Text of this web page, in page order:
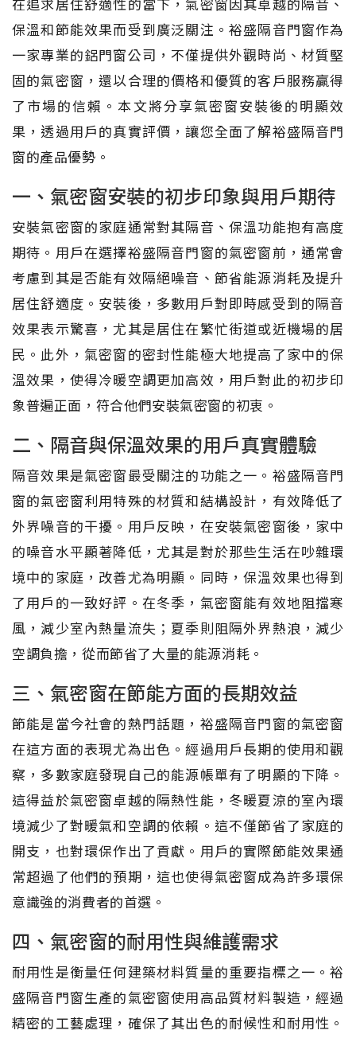
保溫和節能效果而受到廣泛關注。裕盛隔音門窗作為
一家專業的鋁門窗公司，不僅提供外觀時尚、材質堅
固的氣密窗，還以合理的價格和優質的客戶服務贏得
了市場的信賴。本文將分享氣密窗安裝後的明顯效
果，透過用戶的真實評價，讓您全面了解裕盛隔音門
窗的產品優勢。
一、氣密窗安裝的初步印象與用戶期待
安裝氣密窗的家庭通常對其隔音、保溫功能抱有高度
期待。用戶在選擇裕盛隔音門窗的氣密窗前，通常會
考慮到其是否能有效隔絕噪音、節省能源消耗及提升
居住舒適度。安裝後，多數用戶對即時感受到的隔音
效果表示驚喜，尤其是居住在繁忙街道或近機場的居
民。此外，氣密窗的密封性能極大地提高了家中的保
溫效果，使得冷暖空調更加高效，用戶對此的初步印
象普遍正面，符合他們安裝氣密窗的初衷。
二、隔音與保溫效果的用戶真實體驗
隔音效果是氣密窗最受關注的功能之一。裕盛隔音門
窗的氣密窗利用特殊的材質和結構設計，有效降低了
外界噪音的干擾。用戶反映，在安裝氣密窗後，家中
的噪音水平顯著降低，尤其是對於那些生活在吵雜環
境中的家庭，改善尤為明顯。同時，保溫效果也得到
了用戶的一致好評。在冬季，氣密窗能有效地阻擋寒
風，減少室內熱量流失；夏季則阻隔外界熱浪，減少
空調負擔，從而節省了大量的能源消耗。
三、氣密窗在節能方面的長期效益
節能是當今社會的熱門話題，裕盛隔音門窗的氣密窗
在這方面的表現尤為出色。經過用戶長期的使用和觀
察，多數家庭發現自己的能源帳單有了明顯的下降。
這得益於氣密窗卓越的隔熱性能，冬暖夏涼的室內環
境減少了對暖氣和空調的依賴。這不僅節省了家庭的
開支，也對環保作出了貢獻。用戶的實際節能效果通
常超過了他們的預期，這也使得氣密窗成為許多環保
意識強的消費者的首選。
四、氣密窗的耐用性與維護需求
耐用性是衡量任何建築材料質量的重要指標之一。裕
盛隔音門窗生產的氣密窗使用高品質材料製造，經過
精密的工藝處理，確保了其出色的耐候性和耐用性。